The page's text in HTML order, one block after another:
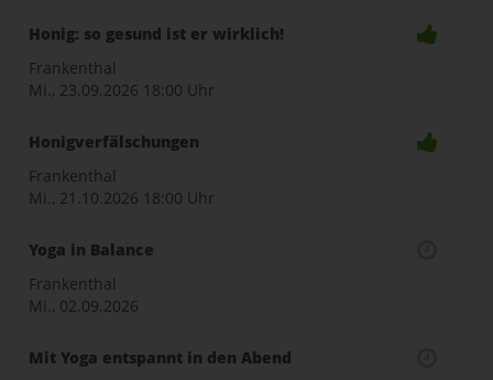
Honig: so gesund ist er wirklich!
Frankenthal
Mi., 23.09.2026 18:00 Uhr
Honigverfälschungen
Frankenthal
Mi., 21.10.2026 18:00 Uhr
Yoga in Balance
Frankenthal
Mi., 02.09.2026
Mit Yoga entspannt in den Abend